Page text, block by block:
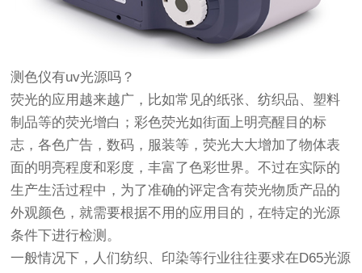
测色仪有uv光源吗？
荧光的应用越来越广，比如常见的纸张、纺织品、塑料
制品等的荧光增白；彩色荧光如街面上明亮醒目的标
志，各色广告，数码，服装等，荧光大大增加了物体表
面的明亮程度和彩度，丰富了色彩世界。不过在实际的
生产生活过程中，为了准确的评定含有荧光物质产品的
外观颜色，就需要根据不用的应用目的，在特定的光源
条件下进行检测。
一般情况下，人们纺织、印染等行业往往要求在D65光源